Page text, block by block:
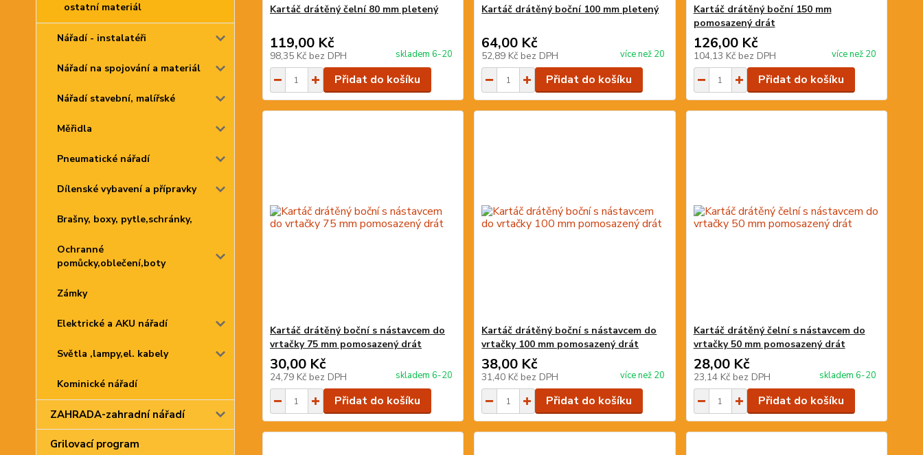
ostatní materiál
Nářadí - instalatéři
Nářadí na spojování a materiál
Nářadí stavební, malířské
Měřidla
Pneumatické nářadí
Dílenské vybavení a přípravky
Brašny, boxy, pytle,schránky,
Ochranné
pomůcky,oblečení,boty
Zámky
Elektrické a AKU nářadí
Světla ,lampy,el. kabely
Kominické nářadí
ZAHRADA-zahradní nářadí
Grilovací program
Kartáč drátěný čelní 80 mm pletený
119,00 Kč
98,35 Kč bez DPH skladem 6-20
Přidat do košíku
Kartáč drátěný boční 100 mm pletený
64,00 Kč
52,89 Kč bez DPH více než 20
Přidat do košíku
Kartáč drátěný boční 150 mm
pomosazený drát
126,00 Kč
104,13 Kč bez DPH více než 20
Přidat do košíku
Kartáč drátěný boční s nástavcem do
vrtačky 75 mm pomosazený drát
30,00 Kč
24,79 Kč bez DPH skladem 6-20
Přidat do košíku
Kartáč drátěný boční s nástavcem do
vrtačky 100 mm pomosazený drát
38,00 Kč
31,40 Kč bez DPH více než 20
Přidat do košíku
Kartáč drátěný čelní s nástavcem do
vrtačky 50 mm pomosazený drát
28,00 Kč
23,14 Kč bez DPH skladem 6-20
Přidat do košíku